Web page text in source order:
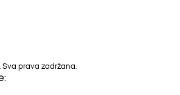
prava zadržana.